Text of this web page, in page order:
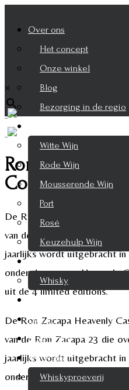
Over ons
Het concept
Onze winkel
Blog
Bezorging in de regio
Witte Wijn
Rode Wijn
Mousserende Wijn
Port
Rosé
Keuzehulp Wijn
Whisky
Whisky
Cognac
Likeur
Rum & Gin
Proeverijen
Whiskyproeverij
Zoek je product
×
Ron Zacapa
Collection El
De Ron Zacapa Heavenly
van de Ron Zacapa 23 die
jaarlijks wordt uitgebracht
onder de noemer Heavenly
uit de 4 limited editions.
De Ron Zacapa Heavenly
van de Ron Zacapa 23 die
jaarlijks wordt uitgebracht
onder de noemer Heavenly